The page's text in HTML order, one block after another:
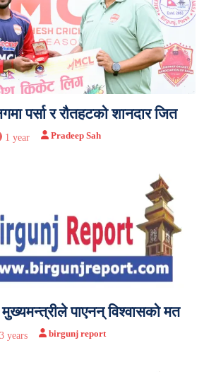
पर्सा र रौतहटको शानदार जित
1 year Pradeep Sah
पाएनन् विश्वासको मत
3 years birgunj report